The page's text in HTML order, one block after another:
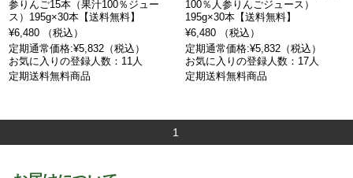
参りんご15本（果汁100％ジュー
ス）195g×30本【送料無料】
¥6,480 （税込）
定期通常価格:¥5,832（税込）
お気に入りの登録人数：11人
定期送料無料商品
100％人参りんごジュース）
195g×30本【送料無料】
¥6,480 （税込）
定期通常価格:¥5,832（税込）
お気に入りの登録人数：17人
定期送料無料商品
1